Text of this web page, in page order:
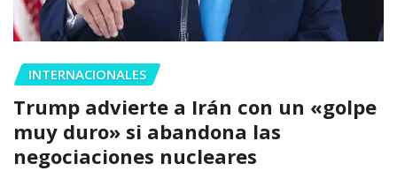
INTERNACIONALES
Trump advierte a Irán con un «golpe
muy duro» si abandona las
negociaciones nucleares